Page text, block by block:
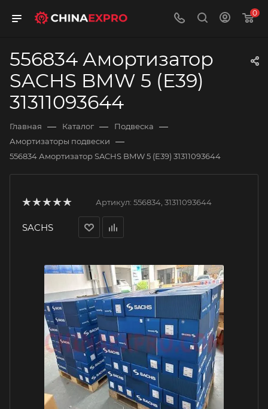
0
556834 Амортизатор
SACHS BMW 5 (E39)
31311093644
Главная — Каталог — Подвеска —
Амортизаторы подвески —
556834 Амортизатор SACHS BMW 5 (E39) 31311093644
Артикул: 556834, 31311093644
SACHS